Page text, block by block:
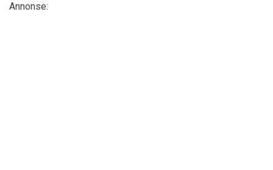
Annonse: